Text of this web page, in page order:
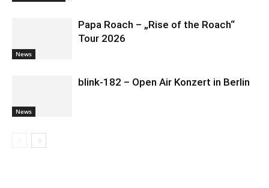
News
Papa Roach – „Rise of the Roach“
Tour 2026
News
blink-182 – Open Air Konzert in Berlin